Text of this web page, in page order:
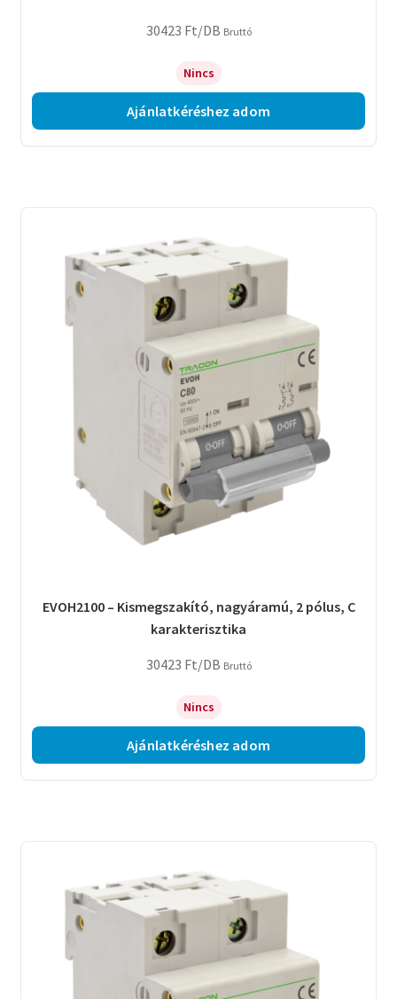
30423 Ft/DB Bruttó
Nincs
Ajánlatkéréshez adom
EVOH2100 – Kismegszakító, nagyáramú, 2 pólus, C
karakterisztika
30423 Ft/DB Bruttó
Nincs
Ajánlatkéréshez adom